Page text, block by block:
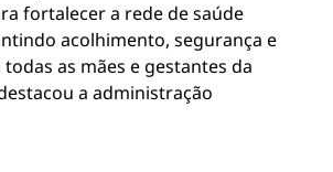
fortalecer a rede de saúde
acolhimento, segurança e
as mães e gestantes da
a administração